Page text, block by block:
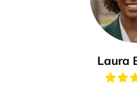
Laura